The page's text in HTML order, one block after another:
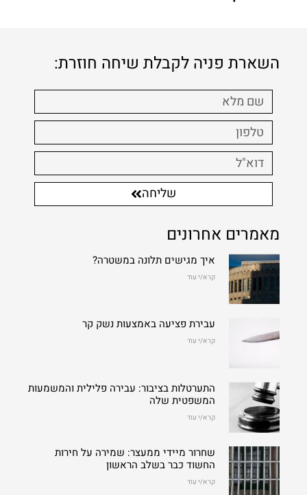
השארת פניה לקבלת שיחה חוזרת:
שליחה
מאמרים אחרונים
איך מגישים תלונה במשטרה?
קרא/י עוד
עבירת פציעה באמצעות נשק קר
קרא/י עוד
התערטלות בציבור: עבירה פלילית והמשמעות
המשפטית שלה
קרא/י עוד
שחרור מיידי ממעצר: שמירה על חירות
החשוד כבר בשלב הראשון
קרא/י עוד